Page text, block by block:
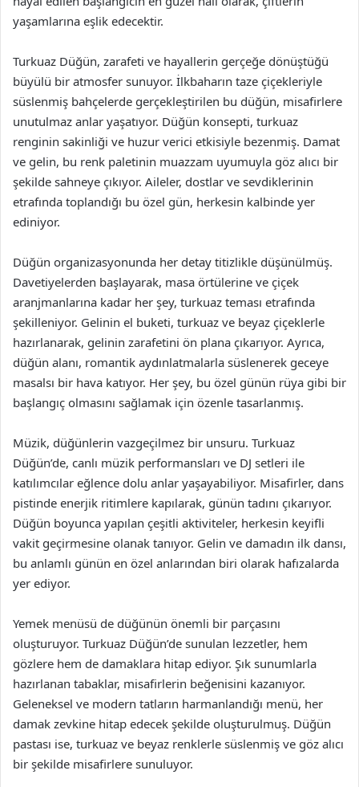
yaşamlarına eşlik edecektir.
Turkuaz Düğün, zarafeti ve hayallerin gerçeğe dönüştüğü
büyülü bir atmosfer sunuyor. İlkbaharın taze çiçekleriyle
süslenmiş bahçelerde gerçekleştirilen bu düğün, misafirlere
unutulmaz anlar yaşatıyor. Düğün konsepti, turkuaz
renginin sakinliği ve huzur verici etkisiyle bezenmiş. Damat
ve gelin, bu renk paletinin muazzam uyumuyla göz alıcı bir
şekilde sahneye çıkıyor. Aileler, dostlar ve sevdiklerinin
etrafında toplandığı bu özel gün, herkesin kalbinde yer
ediniyor.
Düğün organizasyonunda her detay titizlikle düşünülmüş.
Davetiyelerden başlayarak, masa örtülerine ve çiçek
aranjmanlarına kadar her şey, turkuaz teması etrafında
şekilleniyor. Gelinin el buketi, turkuaz ve beyaz çiçeklerle
hazırlanarak, gelinin zarafetini ön plana çıkarıyor. Ayrıca,
düğün alanı, romantik aydınlatmalarla süslenerek geceye
masalsı bir hava katıyor. Her şey, bu özel günün rüya gibi bir
başlangıç olmasını sağlamak için özenle tasarlanmış.
Müzik, düğünlerin vazgeçilmez bir unsuru. Turkuaz
Düğün’de, canlı müzik performansları ve DJ setleri ile
katılımcılar eğlence dolu anlar yaşayabiliyor. Misafirler, dans
pistinde enerjik ritimlere kapılarak, günün tadını çıkarıyor.
Düğün boyunca yapılan çeşitli aktiviteler, herkesin keyifli
vakit geçirmesine olanak tanıyor. Gelin ve damadın ilk dansı,
bu anlamlı günün en özel anlarından biri olarak hafızalarda
yer ediyor.
Yemek menüsü de düğünün önemli bir parçasını
oluşturuyor. Turkuaz Düğün’de sunulan lezzetler, hem
gözlere hem de damaklara hitap ediyor. Şık sunumlarla
hazırlanan tabaklar, misafirlerin beğenisini kazanıyor.
Geleneksel ve modern tatların harmanlandığı menü, her
damak zevkine hitap edecek şekilde oluşturulmuş. Düğün
pastası ise, turkuaz ve beyaz renklerle süslenmiş ve göz alıcı
bir şekilde misafirlere sunuluyor.